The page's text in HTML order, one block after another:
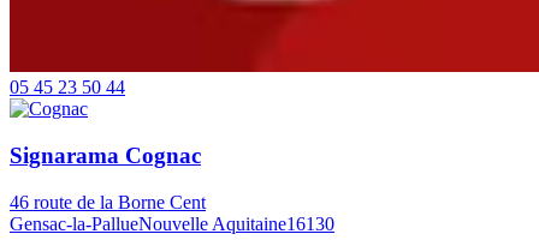
05 45 23 50 44
Signarama Cognac
46 route de la Borne Cent
Gensac-la-PallueNouvelle Aquitaine16130